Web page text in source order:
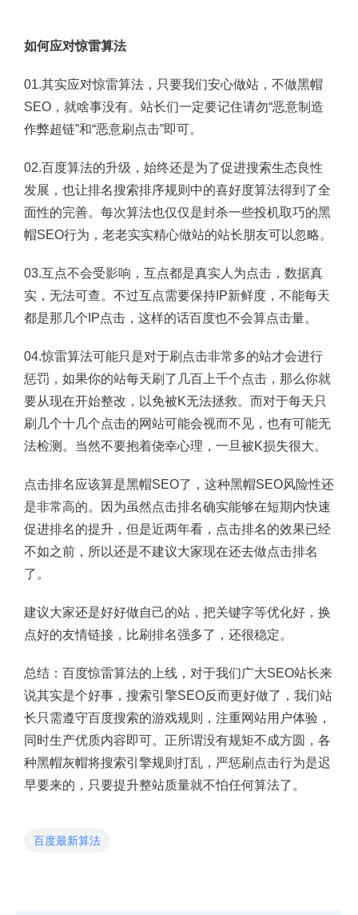
如何应对惊雷算法
01.其实应对惊雷算法，只要我们安心做站，不做黑帽
SEO，就啥事没有。站长们一定要记住请勿“恶意制造
作弊超链”和“恶意刷点击”即可。
02.百度算法的升级，始终还是为了促进搜索生态良性
发展，也让排名搜索排序规则中的喜好度算法得到了全
面性的完善。每次算法也仅仅是封杀一些投机取巧的黑
帽SEO行为，老老实实精心做站的站长朋友可以忽略。
03.互点不会受影响，互点都是真实人为点击，数据真
实，无法可查。不过互点需要保持IP新鲜度，不能每天
都是那几个IP点击，这样的话百度也不会算点击量。
04.惊雷算法可能只是对于刷点击非常多的站才会进行
惩罚，如果你的站每天刷了几百上千个点击，那么你就
要从现在开始整改，以免被K无法拯救。而对于每天只
刷几个十几个点击的网站可能会视而不见，也有可能无
法检测。当然不要抱着侥幸心理，一旦被K损失很大。
点击排名应该算是黑帽SEO了，这种黑帽SEO风险性还
是非常高的。因为虽然点击排名确实能够在短期内快速
促进排名的提升，但是近两年看，点击排名的效果已经
不如之前，所以还是不建议大家现在还去做点击排名
了。
建议大家还是好好做自己的站，把关键字等优化好，换
点好的友情链接，比刷排名强多了，还很稳定。
总结：百度惊雷算法的上线，对于我们广大SEO站长来
说其实是个好事，搜索引擎SEO反而更好做了，我们站
长只需遵守百度搜索的游戏规则，注重网站用户体验，
同时生产优质内容即可。正所谓没有规矩不成方圆，各
种黑帽灰帽将搜索引擎规则打乱，严惩刷点击行为是迟
早要来的，只要提升整站质量就不怕任何算法了。
百度最新算法